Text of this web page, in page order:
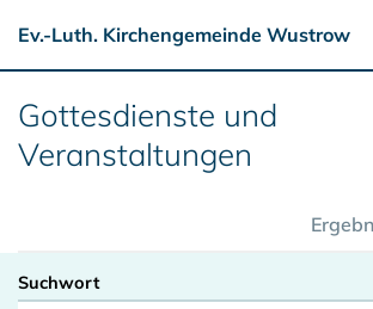
Ev.-Luth. Kirchengemeinde Wustrow
Gottesdienste und
Veranstaltungen
Suchwort